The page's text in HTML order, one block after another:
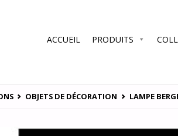
accompagner
pour vous
to
ACCUEIL PRODUITS
OBJETS DE DÉCORATION LAMPE